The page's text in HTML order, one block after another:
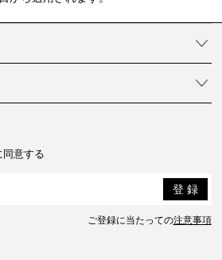
同意する
ご登録に当たっての注意事項